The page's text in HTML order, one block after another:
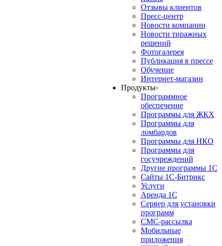
Отзывы клиентов
Пресс-центр
Новости компании
Новости тиражных
решений
Фотогалерея
Публикация в прессе
Обучение
Интернет-магазин
Продукты›
Программное
обеспечение
Программы для ЖКХ
Программы для
ломбардов
Программы для НКО
Программы для
госучреждений
Другие программы 1С
Сайты 1С-Битрикс
Услуги
Аренда 1С
Сервер для установки
программ
СМС-рассылка
Мобильные
приложения